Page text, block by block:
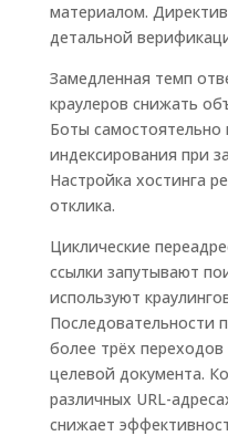
материалом.
детальной
Замедленная темп
краулеров снижать
Боты
индексирования при
Настройка хостинга
отклика.
Циклические
ссылки запутывают
используют
Последовательности
более трёх
целевой документа.
различных URL-
снижает